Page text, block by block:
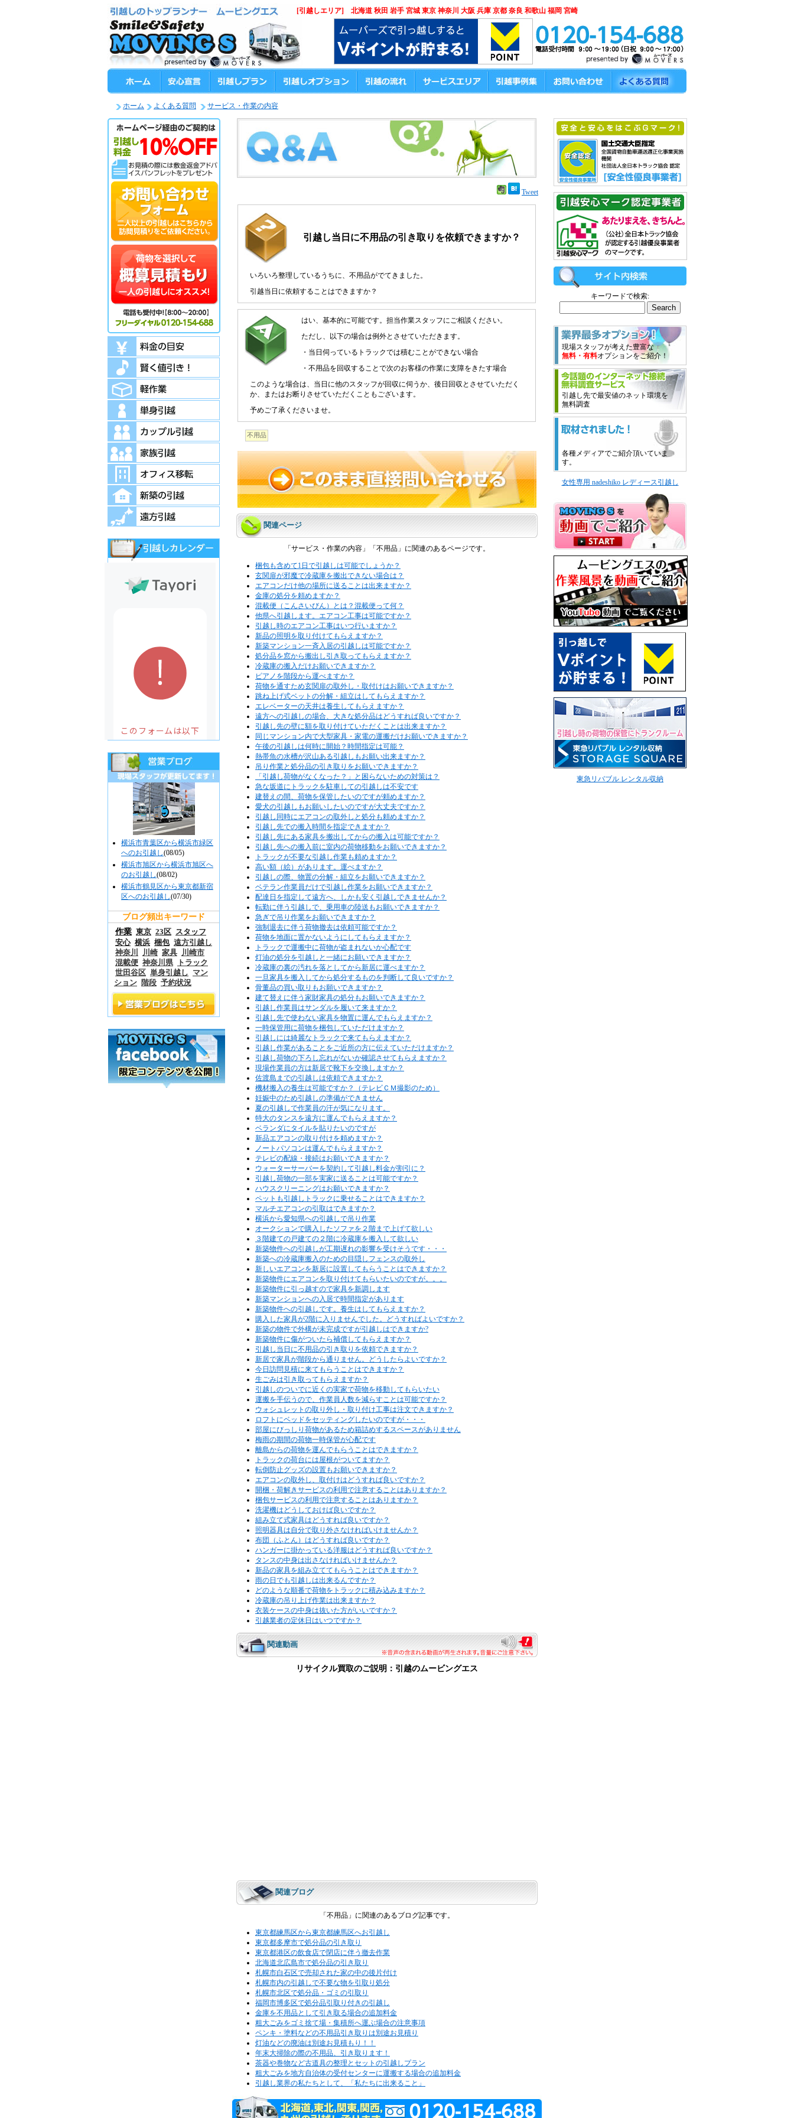
ホーム よくある質問 サービス・作業の内容
Tweet
引越し当日に不用品の引き取りを依頼できますか？
いろいろ整理しているうちに、不用品がでてきました。
引越当日に依頼することはできますか？
はい、基本的に可能です。担当作業スタッフにご相談ください。
ただし、以下の場合は例外とさせていただきます。
・当日伺っているトラックでは積むことができない場合
・不用品を回収することで次のお客様の作業に支障をきたす場合
このような場合は、当日に他のスタッフが回収に伺うか、後日回収とさせていただく
か、またはお断りさせていただくこともございます。
予めご了承くださいませ。
不用品
関連ページ
「サービス・作業の内容」「不用品」に関連のあるページです。
梱包も含めて1日で引越しは可能でしょうか？
玄関扉が邪魔で冷蔵庫を搬出できない場合は？
エアコンだけ他の場所に送ることは出来ますか？
金庫の処分を頼めますか？
混載便（こんさいびん）とは？混載便って何？
他県へ引越します。エアコン工事は可能ですか？
引越し時のエアコン工事はいつ行いますか？
新品の照明を取り付けてもらえますか？
新築マンション一斉入居の引越しは可能ですか？
処分品を窓から搬出し引き取ってもらえますか？
冷蔵庫の搬入だけお願いできますか？
ピアノを階段から運べますか？
荷物を通すため玄関扉の取外し・取付けはお願いできますか？
跳ね上げ式ベットの分解・組立はしてもらえますか？
エレベーターの天井は養生してもらえますか？
遠方への引越しの場合、大きな処分品はどうすれば良いですか？
引越し先の壁に額を取り付けていただくことは出来ますか？
同じマンション内で大型家具・家電の運搬だけお願いできますか？
午後の引越しは何時に開始？時間指定は可能？
熱帯魚の水槽が沢山ある引越しもお願い出来ますか？
吊り作業と処分品の引き取りをお願いできますか？
「引越し荷物がなくなった？」と困らないための対策は？
急な坂道にトラックを駐車しての引越しは不安です
建替えの間、荷物を保管したいのですが頼めますか？
愛犬の引越しもお願いしたいのですが大丈夫ですか？
引越し同時にエアコンの取外しと処分も頼めますか？
引越し先での搬入時間を指定できますか？
引越し先にある家具を搬出してからの搬入は可能ですか？
引越し先への搬入前に室内の荷物移動をお願いできますか？
トラックが不要な引越し作業も頼めますか？
高い額（絵）があります。運べますか？
引越しの際、物置の分解・組立をお願いできますか？
ベテラン作業員だけで引越し作業をお願いできますか？
配達日を指定して遠方へ、しかも安く引越しできませんか？
転勤に伴う引越しで、乗用車の陸送もお願いできますか？
急ぎで吊り作業をお願いできますか？
強制退去に伴う荷物撤去は依頼可能ですか？
荷物を地面に置かないようにしてもらえますか？
トラックで運搬中に荷物が盗まれないか心配です
灯油の処分を引越しと一緒にお願いできますか？
冷蔵庫の裏の汚れを落としてから新居に運べますか？
一旦家具を搬入してから処分するものを判断して良いですか？
骨董品の買い取りもお願いできますか？
建て替えに伴う家財家具の処分もお願いできますか？
引越し作業員はサンダルを履いて来ますか？
引越し先で使わない家具を物置に運んでもらえますか？
一時保管用に荷物を梱包していただけますか？
引越しには綺麗なトラックで来てもらえますか？
引越し作業があることをご近所の方に伝えていただけますか？
引越し荷物の下ろし忘れがないか確認させてもらえますか？
現場作業員の方は新居で靴下を交換しますか？
佐渡島までの引越しは依頼できますか？
機材搬入の養生は可能ですか？（テレビＣＭ撮影のため）
妊娠中のため引越しの準備ができません
夏の引越しで作業員の汗が気になります。
特大のタンスを遠方に運んでもらえますか？
ベランダにタイルを貼りたいのですが
新品エアコンの取り付けを頼めますか？
ノートパソコンは運んでもらえますか？
テレビの配線・接続はお願いできますか？
ウォーターサーバーを契約して引越し料金が割引に？
引越し荷物の一部を実家に送ることは可能ですか？
ハウスクリーニングはお願いできますか？
ペットも引越しトラックに乗せることはできますか？
マルチエアコンの引取はできますか？
横浜から愛知県への引越しで吊り作業
オークションで購入したソファを２階まで上げて欲しい
３階建ての戸建ての２階に冷蔵庫を搬入して欲しい
新築物件への引越しが工期遅れの影響を受けそうです・・・
新築への冷蔵庫搬入のための目隠しフェンスの取外し
新しいエアコンを新居に設置してもらうことはできますか？
新築物件にエアコンを取り付けてもらいたいのですが。。。
新築物件に引っ越すので家具を新調します
新築マンションへの入居で時間指定があります
新築物件への引越しです。養生はしてもらえますか？
購入した家具が2階に入りませんでした。どうすればよいですか？
新築の物件で外構が未完成ですが引越しはできますか?
新築物件に傷がついたら補償してもらえますか？
引越し当日に不用品の引き取りを依頼できますか？
新居で家具が階段から通りません。どうしたらよいですか？
今日訪問見積に来てもらうことはできますか？
生ごみは引き取ってもらえますか？
引越しのついでに近くの実家で荷物を移動してもらいたい
運搬を手伝うので、作業員人数を減らすことは可能ですか？
ウォシュレットの取り外し・取り付け工事は注文できますか？
ロフトにベッドをセッティングしたいのですが・・・
部屋にびっしり荷物があるため箱詰めするスペースがありません
梅雨の期間の荷物一時保管が心配です
離島からの荷物を運んでもらうことはできますか？
トラックの荷台には屋根がついてますか？
転倒防止グッズの設置もお願いできますか？
エアコンの取外し、取付けはどうすれば良いですか？
開梱・荷解きサービスの利用で注意することはありますか？
梱包サービスの利用で注意することはありますか？
洗濯機はどうしておけば良いですか？
組み立て式家具はどうすれば良いですか？
照明器具は自分で取り外さなければいけませんか？
布団（ふとん）はどうすれば良いですか？
ハンガーに掛かっている洋服はどうすれば良いですか？
タンスの中身は出さなければいけませんか？
新品の家具を組み立ててもらうことはできますか？
雨の日でも引越しは出来るんですか？
どのような順番で荷物をトラックに積み込みますか？
冷蔵庫の吊り上げ作業は出来ますか？
衣装ケースの中身は抜いた方がいいですか？
引越業者の定休日はいつですか？
関連動画
リサイクル買取のご説明：引越のムービングエス
関連ブログ
「不用品」に関連のあるブログ記事です。
東京都練馬区から東京都練馬区へお引越し
東京都多摩市で処分品の引き取り
東京都港区の飲食店で閉店に伴う撤去作業
北海道北広島市で処分品の引き取り
札幌市白石区で売却された家の中の後片付け
札幌市内の引越しで不要な物を引取り処分
札幌市北区で処分品・ゴミの引取り
福岡市博多区で処分品引取り付きの引越し
金庫を不用品として引き取る場合の追加料金
粗大ごみをゴミ捨て場・集積所へ運ぶ場合の注意事項
ペンキ・塗料などの不用品引き取りは別途お見積り
灯油などの廃油は別途お見積もり！！
年末大掃除の際の不用品、引き取ります！
茶器や巻物など古道具の整理とセットの引越しプラン
粗大ごみを地方自治体の受付センターに運搬する場合の追加料金
引越し業界の私たちとして、「私たちに出来ること」
横浜市青葉区から横浜市緑区
へのお引越し(08/05)
横浜市旭区から横浜市旭区へ
のお引越し(08/02)
横浜市鶴見区から東京都新宿
区へのお引越し(07/30)
ブログ頻出キーワード
作業 東京 23区 スタッフ
安心 横浜 梱包 遠方引越し
神奈川
川崎 家具 川崎市
混載便 神奈川県
トラック
世田谷区 単身引越し
マン
ション
階段 予約状況
キーワードで検索:
現場スタッフが考えた豊富な
無料・有料オプションをご紹介！
引越し先で最安値のネット環境を
無料調査
各種メディアでご紹介頂いていま
す。
女性専用 nadeshiko レディース引越し
東急リバブル レンタル収納
[引越しエリア] 北海道 秋田 岩手 宮城 東京 神奈川 大阪 兵庫 京都 奈良 和歌山 福岡 宮崎